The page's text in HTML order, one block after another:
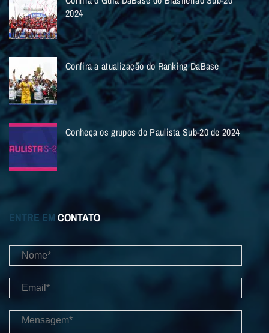
2024
Confira a atualização do Ranking DaBase
Conheça os grupos do Paulista Sub-20 de 2024
ENTRE EM CONTATO